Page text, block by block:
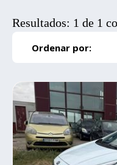
Resultados: 1 de 1
Ordenar por: